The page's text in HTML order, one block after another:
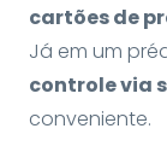
cartões de
Já em um
controle via
conveniente.